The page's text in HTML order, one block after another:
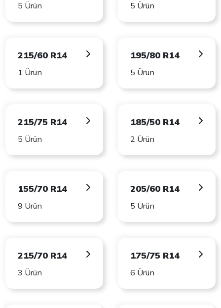
5 Ürün 5 Ürün
215/60 R14
1 Ürün
195/80 R14
5 Ürün
215/75 R14
5 Ürün
185/50 R14
2 Ürün
155/70 R14
9 Ürün
205/60 R14
5 Ürün
215/70 R14
3 Ürün
175/75 R14
6 Ürün